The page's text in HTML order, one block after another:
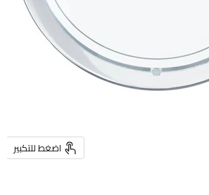
اضغط للتكبير